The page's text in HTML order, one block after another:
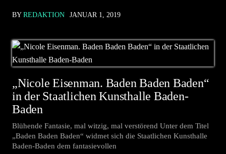
BY REDAKTION JANUAR 1, 2019
„Nicole Eisenman. Baden Baden Baden“
in der Staatlichen Kunsthalle Baden-
Baden
Blühende Fantasie, mal witzig, mal verstörend Unter dem Titel
„Baden Baden Baden“ widmet sich die Staatlichen Kunsthalle
Baden-Baden dem fantasievollen